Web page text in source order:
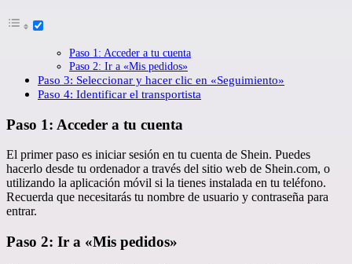
Paso 1: Acceder a tu cuenta
Paso 2: Ir a «Mis pedidos»
Paso 3: Seleccionar y hacer clic en «Seguimiento»
Paso 4: Identificar el transportista
Paso 1: Acceder a tu cuenta
El primer paso es iniciar sesión en tu cuenta de Shein. Puedes
hacerlo desde tu ordenador a través del sitio web de Shein.com, o
utilizando la aplicación móvil si la tienes instalada en tu teléfono.
Recuerda que necesitarás tu nombre de usuario y contraseña para
entrar.
Paso 2: Ir a «Mis pedidos»